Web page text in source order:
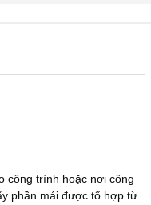
công trình hoặc nơi công
phần mái được tổ hợp từ